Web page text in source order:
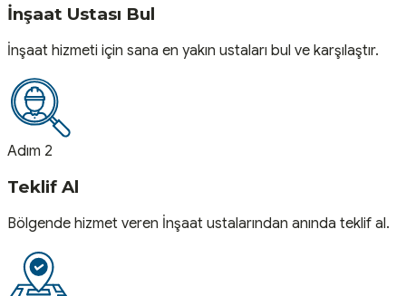
İnşaat Ustası Bul
İnşaat hizmeti için sana en yakın ustaları bul ve karşılaştır.
Adım 2
Teklif Al
Bölgende hizmet veren İnşaat ustalarından anında teklif al.